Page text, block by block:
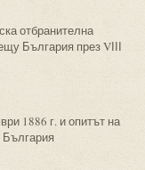
отбранителна
България през VІІІ
1886 г. и опитът на
България